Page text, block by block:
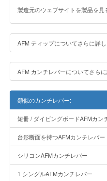
製造元のウェブサイトを製品を見
AFM ティップについてさらに詳し
AFM カンチレバーについてさらに
類似のカンチレバー:
短冊 / ダイビングボードAFMカン
台形断面を持つAFMカンチレバ
シリコンAFMカンチレバー
1 シングルAFMカンチレバー